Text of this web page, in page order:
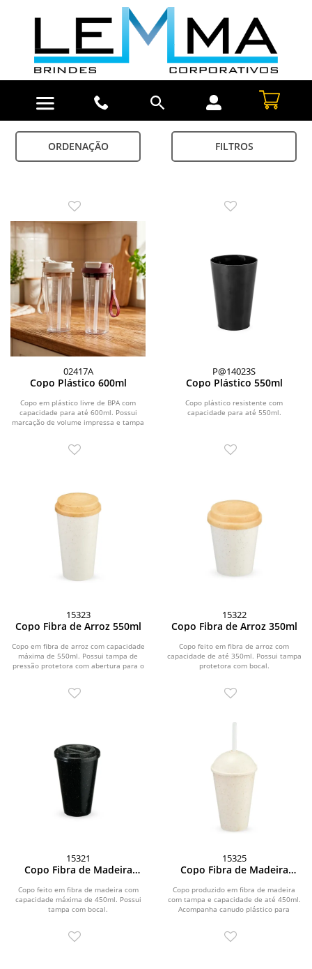
ORDENAÇÃO FILTROS
02417A
Copo Plástico 600ml
Copo em plástico livre de BPA com
capacidade para até 600ml. Possui
marcação de volume impressa e tampa
P@14023S
Copo Plástico 550ml
Copo plástico resistente com
capacidade para até 550ml.
15323
Copo Fibra de Arroz 550ml
Copo em fibra de arroz com capacidade
máxima de 550ml. Possui tampa de
pressão protetora com abertura para o
15322
Copo Fibra de Arroz 350ml
Copo feito em fibra de arroz com
capacidade de até 350ml. Possui tampa
protetora com bocal.
15321
Copo Fibra de Madeira
Copo feito em fibra de madeira com
capacidade máxima de 450ml. Possui
tampa com bocal.
15325
Copo Fibra de Madeira
Copo produzido em fibra de madeira
com tampa e capacidade de até 450ml.
Acompanha canudo plástico para